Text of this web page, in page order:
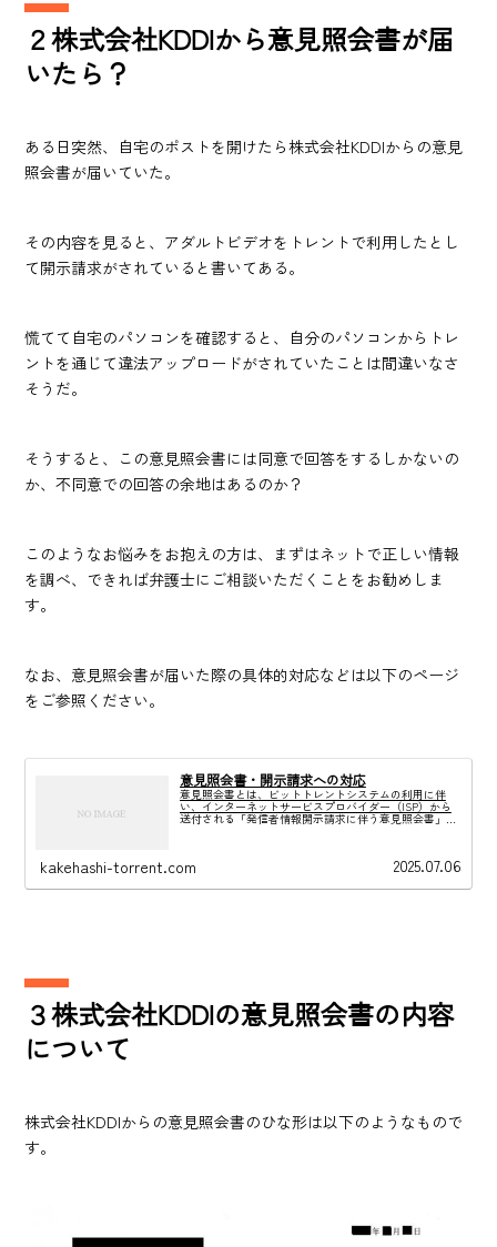
２株式会社KDDIから意見照会書が届
いたら？
ある日突然、自宅のポストを開けたら株式会社KDDIからの意見
照会書が届いていた。
その内容を見ると、アダルトビデオをトレントで利用したとし
て開示請求がされていると書いてある。
慌てて自宅のパソコンを確認すると、自分のパソコンからトレ
ントを通じて違法アップロードがされていたことは間違いなさ
そうだ。
そうすると、この意見照会書には同意で回答をするしかないの
か、不同意での回答の余地はあるのか？
このようなお悩みをお抱えの方は、まずはネットで正しい情報
を調べ、できれば弁護士にご相談いただくことをお勧めしま
す。
なお、意見照会書が届いた際の具体的対応などは以下のページ
をご参照ください。
意見照会書・開示請求への対応
意見照会書とは、ビットトレントシステムの利用に伴
い、インターネットサービスプロバイダー（ISP）から
送付される「発信者情報開示請求に伴う意見照会書」の
kakehashi-torrent.com 2025.07.06
３株式会社KDDIの意見照会書の内容
について
株式会社KDDIからの意見照会書のひな形は以下のようなもので
す。